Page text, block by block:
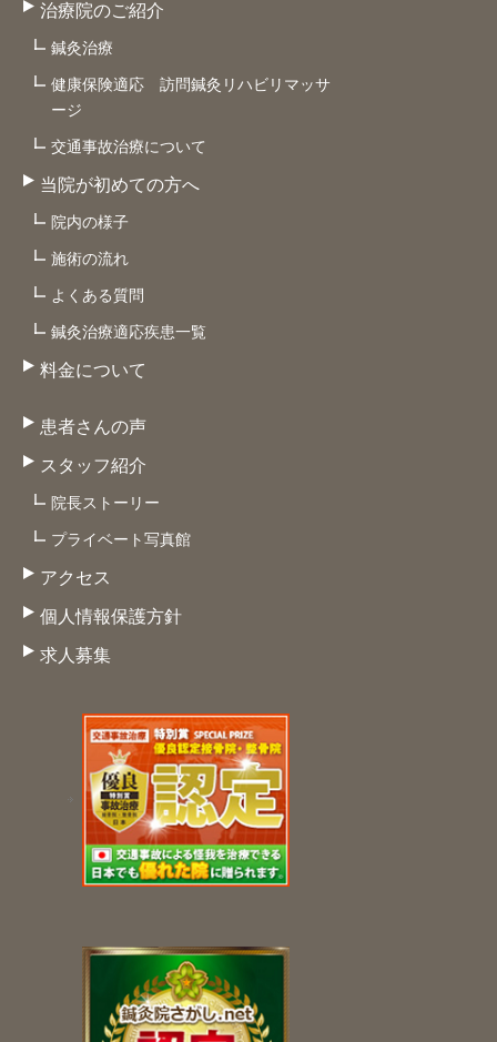
治療院のご紹介
鍼灸治療
健康保険適応 訪問鍼灸リハビリマッサ
ージ
交通事故治療について
当院が初めての方へ
院内の様子
施術の流れ
よくある質問
鍼灸治療適応疾患一覧
料金について
患者さんの声
スタッフ紹介
院長ストーリー
プライベート写真館
アクセス
個人情報保護方針
求人募集